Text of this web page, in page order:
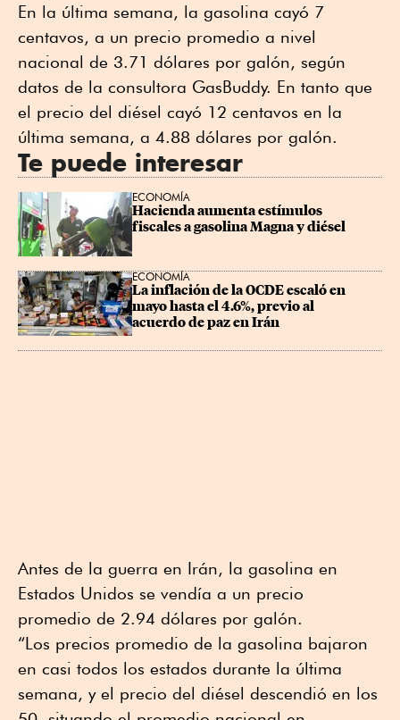
En la última semana, la gasolina cayó 7
centavos, a un precio promedio a nivel
nacional de 3.71 dólares por galón, según
datos de la consultora GasBuddy. En tanto que
el precio del diésel cayó 12 centavos en la
última semana, a 4.88 dólares por galón.
Te puede interesar
ECONOMÍA
Hacienda aumenta estímulos
fiscales a gasolina Magna y diésel
ECONOMÍA
La inflación de la OCDE escaló en
mayo hasta el 4.6%, previo al
acuerdo de paz en Irán
Antes de la guerra en Irán, la gasolina en
Estados Unidos se vendía a un precio
promedio de 2.94 dólares por galón.
“Los precios promedio de la gasolina bajaron
en casi todos los estados durante la última
semana, y el precio del diésel descendió en los